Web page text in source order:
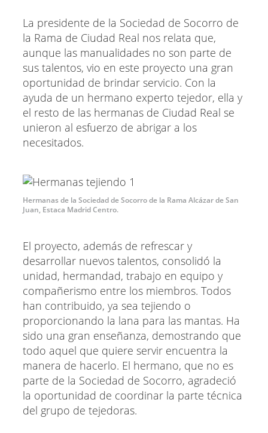
La presidente de la Sociedad de Socorro de
la Rama de Ciudad Real nos relata que,
aunque las manualidades no son parte de
sus talentos, vio en este proyecto una gran
oportunidad de brindar servicio. Con la
ayuda de un hermano experto tejedor, ella y
el resto de las hermanas de Ciudad Real se
unieron al esfuerzo de abrigar a los
necesitados.
Hermanas de la Sociedad de Socorro de la Rama Alcázar de San
Juan, Estaca Madrid Centro.
El proyecto, además de refrescar y
desarrollar nuevos talentos, consolidó la
unidad, hermandad, trabajo en equipo y
compañerismo entre los miembros. Todos
han contribuido, ya sea tejiendo o
proporcionando la lana para las mantas. Ha
sido una gran enseñanza, demostrando que
todo aquel que quiere servir encuentra la
manera de hacerlo. El hermano, que no es
parte de la Sociedad de Socorro, agradeció
la oportunidad de coordinar la parte técnica
del grupo de tejedoras.